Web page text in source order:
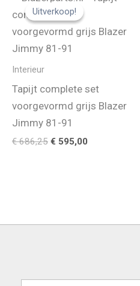
Uitverkoop!
Uitverkoop!
Interieur
Tapijt complete set
voorgevormd grijs Blazer
Jimmy 81-91
€686,25 Oorspronkelijke
€ 595,00Huidige